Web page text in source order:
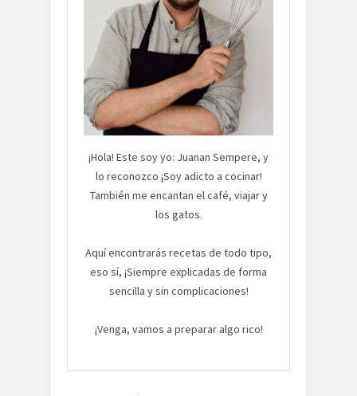
¡Hola! Este soy yo: Juanan Sempere, y
lo reconozco ¡Soy adicto a cocinar!
También me encantan el café, viajar y
los gatos.
Aquí encontrarás recetas de todo tipo,
eso sí, ¡Siempre explicadas de forma
sencilla y sin complicaciones!
¡Venga, vamos a preparar algo rico!